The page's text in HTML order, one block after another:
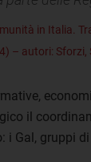
in Italia.
– autori: Sforzi,
il
i Gal, gruppi